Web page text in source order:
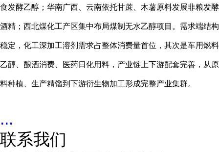
食发酵乙醇；华南广西、云南依托甘蔗、木薯原料发展非粮发酵
酒精；西北煤化工产区集中布局煤制无水乙醇项目。需求端结构
稳定，化工深加工溶剂需求占整体消费量首位，其次是车用燃料
乙醇、酿酒消费、医药日化用料，产业链上下游配套完善，从原
料种植、生产精馏到下游衍生物加工形成完整产业集群。
...
联系我们